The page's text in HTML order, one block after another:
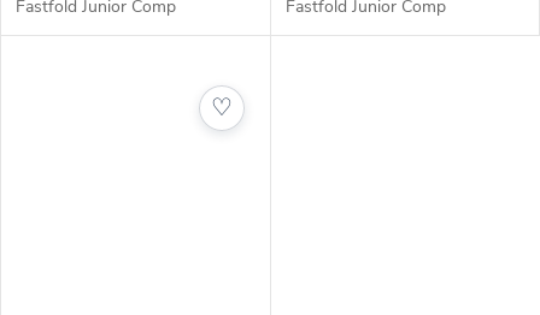
Fastfold Junior Comp Fastfold Junior Comp
♡